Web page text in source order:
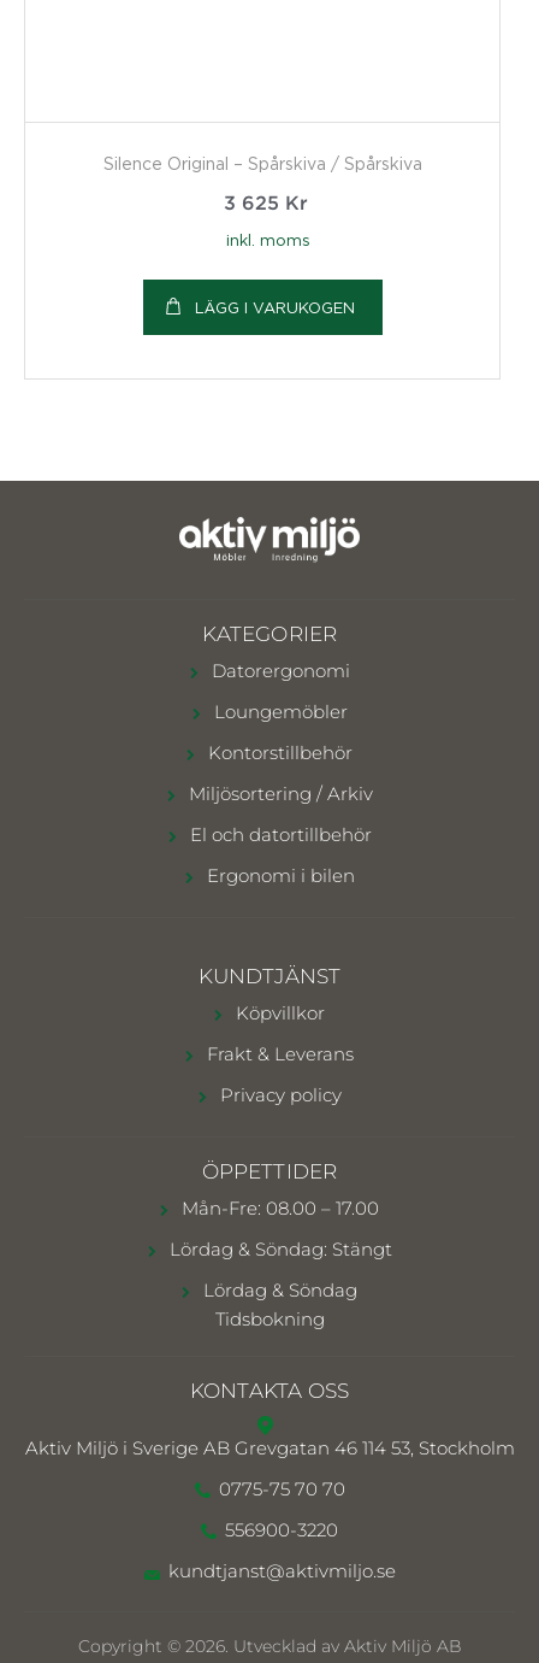
Silence Original – Spårskiva / Spårskiva
3 625 Kr
inkl. moms
LÄGG I VARUKOGEN
KATEGORIER
Datorergonomi
Loungemöbler
Kontorstillbehör
Miljösortering / Arkiv
El och datortillbehör
Ergonomi i bilen
KUNDTJÄNST
Köpvillkor
Frakt & Leverans
Privacy policy
ÖPPETTIDER
Mån-Fre: 08.00 – 17.00
Lördag & Söndag: Stängt
Lördag & Söndag
Tidsbokning
KONTAKTA OSS
Aktiv Miljö i Sverige AB Grevgatan 46 114 53, Stockholm
0775-75 70 70
556900-3220
kundtjanst@aktivmiljo.se
Copyright © 2026. Utvecklad av Aktiv Miljö AB